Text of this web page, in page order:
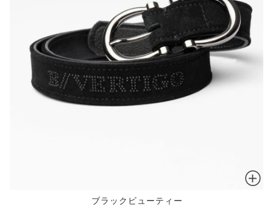
ブラックビューティー